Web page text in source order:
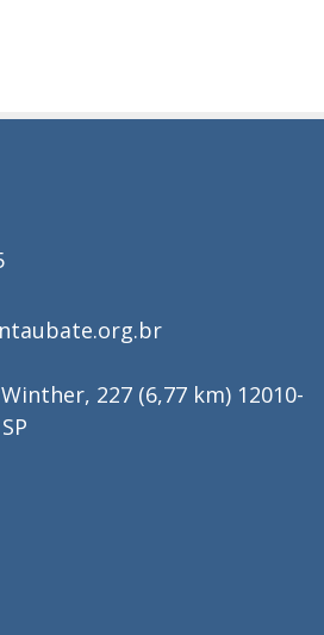
227 (6,77 km) 12010-